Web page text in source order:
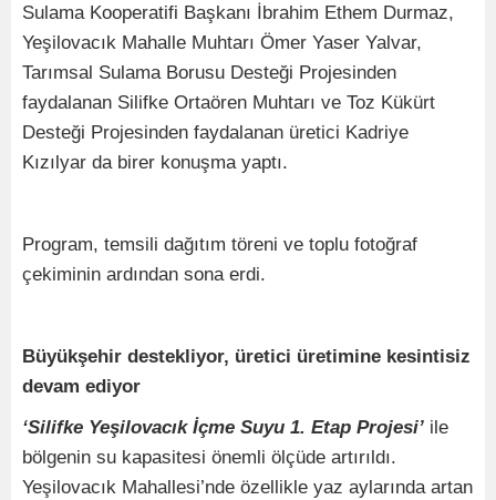
Sulama Kooperatifi Başkanı İbrahim Ethem Durmaz,
Yeşilovacık Mahalle Muhtarı Ömer Yaser Yalvar,
Tarımsal Sulama Borusu Desteği Projesinden
faydalanan Silifke Ortaören Muhtarı ve Toz Kükürt
Desteği Projesinden faydalanan üretici Kadriye
Kızılyar da birer konuşma yaptı.
Program, temsili dağıtım töreni ve toplu fotoğraf
çekiminin ardından sona erdi.
Büyükşehir destekliyor, üretici üretimine kesintisiz
devam ediyor
‘Silifke Yeşilovacık İçme Suyu 1. Etap Projesi’ ile
bölgenin su kapasitesi önemli ölçüde artırıldı.
Yeşilovacık Mahallesi’nde özellikle yaz aylarında artan